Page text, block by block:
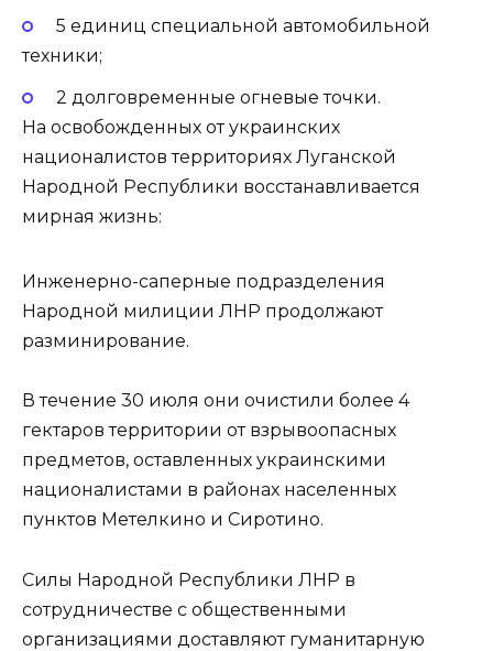
5 единиц специальной автомобильной
техники;
2 долговременные огневые точки.
На освобожденных от украинских
националистов территориях Луганской
Народной Республики восстанавливается
мирная жизнь:
Инженерно-саперные подразделения
Народной милиции ЛНР продолжают
разминирование.
В течение 30 июля они очистили более 4
гектаров территории от взрывоопасных
предметов, оставленных украинскими
националистами в районах населенных
пунктов Метелкино и Сиротино.
Силы Народной Республики ЛНР в
сотрудничестве с общественными
организациями доставляют гуманитарную